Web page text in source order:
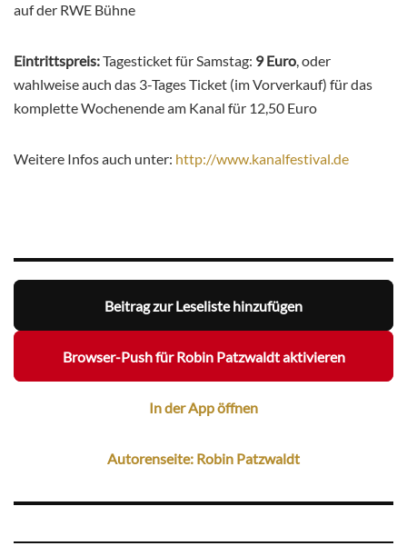
auf der RWE Bühne
Eintrittspreis:Tagesticket für Samstag: 9 Euro, oder
wahlweise auch das 3-Tages Ticket (im Vorverkauf) für das
komplette Wochenende am Kanal für 12,50 Euro
Weitere Infos auch unter: http://www.kanalfestival.de
Beitrag zur Leseliste hinzufügen
Browser-Push für Robin Patzwaldt aktivieren
In der App öffnen
Autorenseite: Robin Patzwaldt